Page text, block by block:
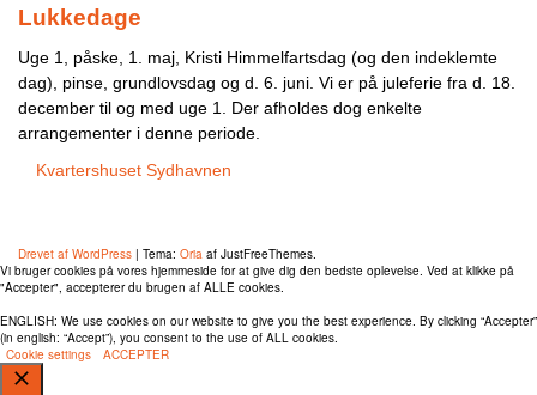
Lukkedage
Uge 1, påske, 1. maj, Kristi Himmelfartsdag (og den indeklemte
dag), pinse, grundlovsdag og d. 6. juni. Vi er på juleferie fra d. 18.
december til og med uge 1. Der afholdes dog enkelte
arrangementer i denne periode.
Kvartershuset Sydhavnen
Drevet af WordPress | Tema: Oria af JustFreeThemes.
Vi bruger cookies på vores hjemmeside for at give dig den bedste oplevelse. Ved at klikke på
"Accepter", accepterer du brugen af ​​ALLE cookies.
ENGLISH: We use cookies on our website to give you the best experience. By clicking “Accepter”
(in english: “Accept”), you consent to the use of ALL cookies.
Cookie settings
ACCEPTER